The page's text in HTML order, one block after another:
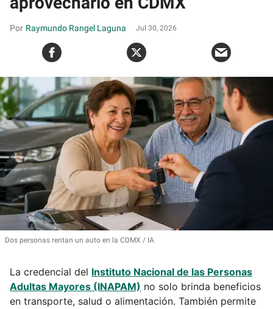
Raymundo Rangel Laguna Jul 30, 2026
Dos personas rentan un auto en la CDMX IA
La credencial del Instituto Nacional de las Personas
Adultas Mayores (INAPAM) no solo brinda beneficios
en transporte, salud o alimentación. También permite